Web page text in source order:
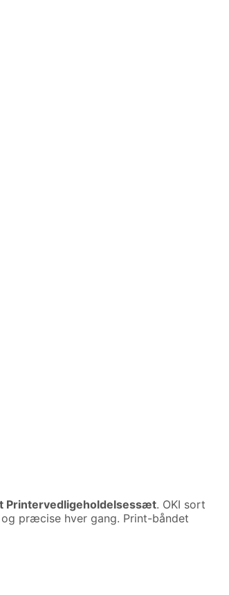
Printervedligeholdelsessæt. OKI sort
præcise hver gang. Print-båndet